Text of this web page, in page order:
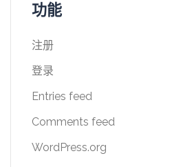
功能
注册
登录
Entries feed
Comments feed
WordPress.org